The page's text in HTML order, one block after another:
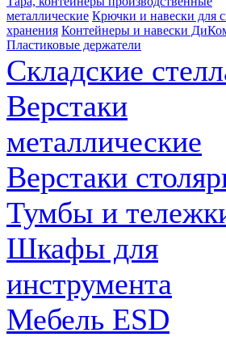
металлические Крючки и навески для
хранения Контейнеры и навески
Пластиковые держатели
Складские
Верстаки
металлические
Верстаки
Тумбы и
Шкафы для
инструмента
Мебель ESD